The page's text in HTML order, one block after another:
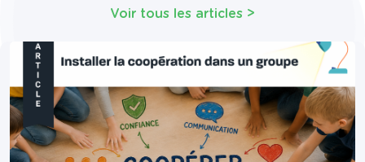
Voir tous les articles >